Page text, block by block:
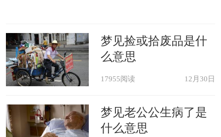
梦见捡或拾废品是什
么意思
17955阅读 12月30日
梦见老公公生病了是
什么意思